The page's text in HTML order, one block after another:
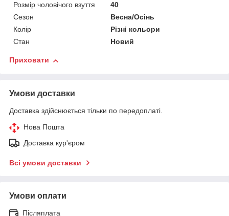
Розмір чоловічого взуття
40
Сезон
Весна/Осінь
Колір
Різні кольори
Стан
Новий
Приховати
Умови доставки
Доставка здійснюється тільки по передоплаті.
Нова Пошта
Доставка кур'єром
Всі умови доставки
Умови оплати
Післяплата